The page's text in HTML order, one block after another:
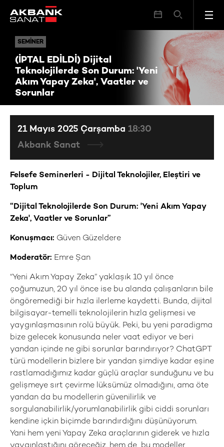
SEMINER
(İPTAL EDİLDİ) Dijital
Teknolojilerde Son Durum: 'Yeni
Akım Yapay Zeka', Vaatler ve
Sorunlar
SEMINER (İPTAL EDİLDİ) Dijital Teknolojilerde Son Durum: 'Yeni Akım Yapay Zeka', Vaatler ve Sorunlar
Felsefe Seminerleri - Dijital Teknolojiler, Eleştiri ve
Toplum
“Dijital Teknolojilerde Son Durum: 'Yeni Akım Yapay
Zeka', Vaatler ve Sorunlar”
Konuşmacı: Güven Güzeldere
Moderatör: Emre Şan
“Yeni Akım Yapay Zeka” yaklaşık 10 yıl önce
çoğumuzun, 20 yıl önce ise bu alanda çalışanların bile
öngöremediği bir hızla ilerleme kaydetti. Bunda, dijital
bilgisayar-temelli teknolojilerin hızla gelişmesi ve
yaygınlaşmasının rolü büyük. Peki, bu yeni paradigma
bize gelecek konusunda neler vaat ediyor ve beri
yandan içinde ne gibi sorunlar barındırıyor? ChatGPT
türü modellerin bizlere bir yandan şimdiye kadar eşine
rastlamadığımız kadar güçlü araçlar sunduğunu ve bu
gelişmeye sırt çevirme lüksümüz olmadığını, ama öte
yandan da bu modellerin güvenilirlik ve
sorgulanabilirlik/yorumlanabilirlik gibi ciddi sorunları
kendine içkin biçimde barındırdığını düşünüyorum.
Yani hem yeni Yapay Zeka araçlarının giderek ve hızla
21 Mayıs 2025 Çarşamba 18:30
Akbank Sanat